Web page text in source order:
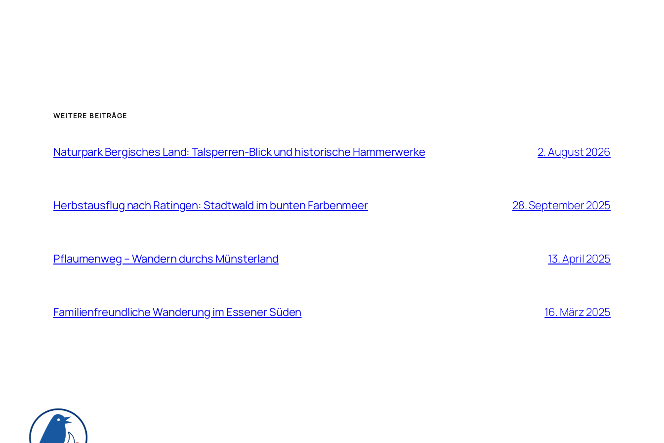
WEITERE BEITRÄGE
Naturpark Bergisches Land: Talsperren-Blick und historische Hammerwerke 2. August 2026
Herbstausflug nach Ratingen: Stadtwald im bunten Farbenmeer 28. September 2025
Pflaumenweg – Wandern durchs Münsterland 13. April 2025
Familienfreundliche Wanderung im Essener Süden 16. März 2025